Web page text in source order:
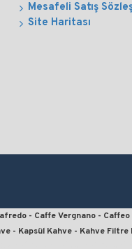
Mesafeli Satış
Site Haritası
- Caffe Vergnano -
- Kapsül Kahve - Kahve
kahve, en kaliteli kahve,